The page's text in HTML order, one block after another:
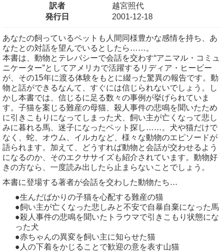
訳者
越宮照代
発行日
2001-12-18
あなたの飼っているペットも人間同様豊かな感情を持ち、あ
なたとの対話を望んでいるとしたら……。
本書は、動物とテレパシーで会話を交わす“アニマル・コミュ
ニケーター”としてアメリカで活躍するリディア・ヒービー
が、その15年に渡る体験をもとに綴った驚異の報告です。動
物と話ができるなんて、すぐには信じられないでしょう。し
かし本書では、信じるに足る数々の事例が挙げられていま
す。子猫を案じる難産の母猫、殺人事件の悲鳴を聞いたため
に引きこもりになってしまった犬、飼い主が亡くなって悲し
みに暮れる馬、迷子になったペット探し……。犬や猫だけで
なく、蛇、オウム、イルカなど、様々な動物のエピソードが
語られます。加えて、どうすれば動物と会話が交わせるよう
になるのか、そのエクササイズも紹介されています。動物好
きの方なら、一度読み出したら止まらないことでしょう。
本書に登場する著者が会話を交わした動物たち…
●生んだばかりの子猫を心配する難産の猫
●飼い主が亡くなった悲しみと不安で自暴自棄になった馬
●殺人事件の悲鳴を聞いたトラウマで引きこもり状態にな
った犬
●赤ちゃんの異変を飼い主に知らせた猫
●人の下着をかじることで歓迎の意を表す山猫